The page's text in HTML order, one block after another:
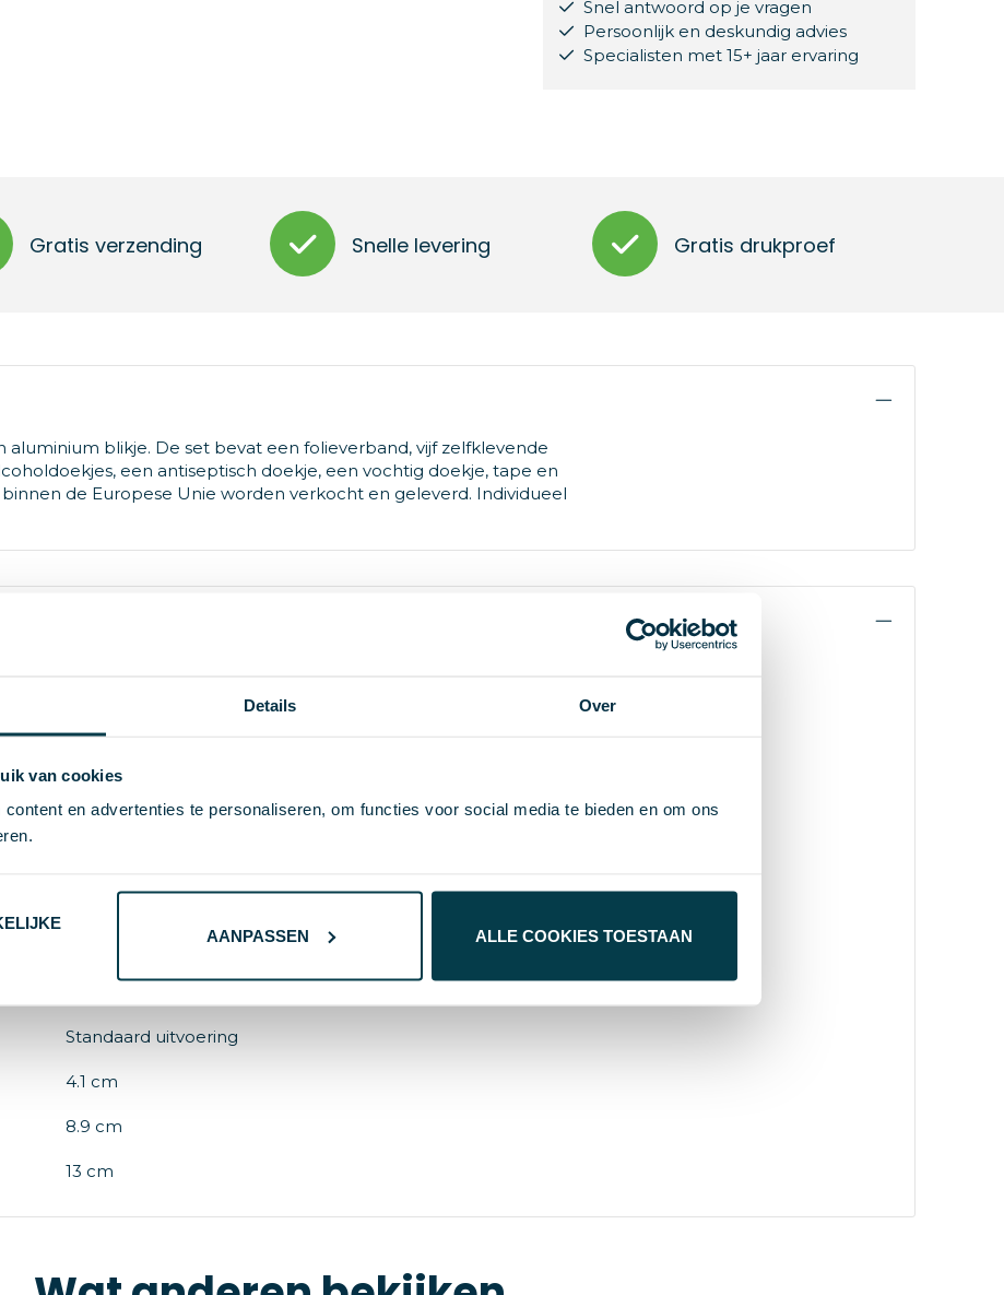
Details Over
van cookies
en advertenties te personaliseren, om functies voor social media te bieden en om ons
AANPASSEN ALLE COOKIES TOESTAAN
Snel antwoord op je vragen
Persoonlijk en deskundig advies
Specialisten met 15+ jaar ervaring
Gratis verzending Snelle levering Gratis drukproef
aluminium blikje. De set bevat een folieverband, vijf zelfklevende
een antiseptisch doekje, een vochtig doekje, tape en
de Europese Unie worden verkocht en geleverd. Individueel
Aluminium
# Geen maat
Standaard uitvoering
4.1 cm
8.9 cm
13 cm